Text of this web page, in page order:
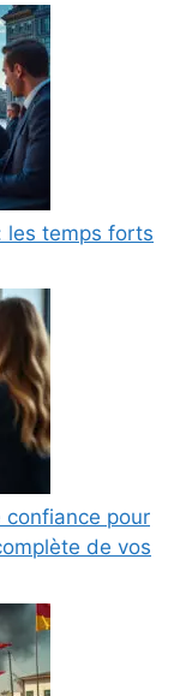
les temps forts
pour
de vos